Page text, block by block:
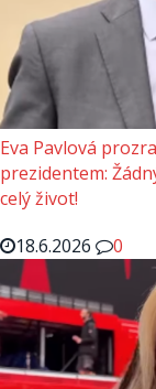
Eva Pavlová
prezidentem:
celý život!
18.6.2026
0